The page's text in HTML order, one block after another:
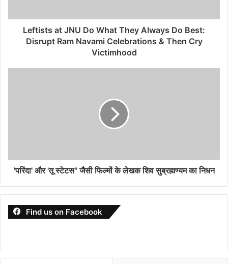
Leftists at JNU Do What They Always Do Best:
Disrupt Ram Navami Celebrations & Then Cry
Victimhood
'परिंदा' और 'तू स्टेटस" जैसी फिल्मों के लेखक शिव सुब्रह्मण्यम का निधन
Find us on Facebook